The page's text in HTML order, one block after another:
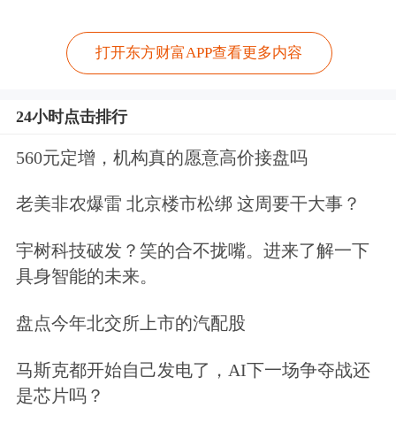
打开东方财富APP查看更多内容
24小时点击排行
560元定增，机构真的愿意高价接盘吗
老美非农爆雷 北京楼市松绑 这周要干大事？
宇树科技破发？笑的合不拢嘴。进来了解一下
具身智能的未来。
盘点今年北交所上市的汽配股
马斯克都开始自己发电了，AI下一场争夺战还
是芯片吗？